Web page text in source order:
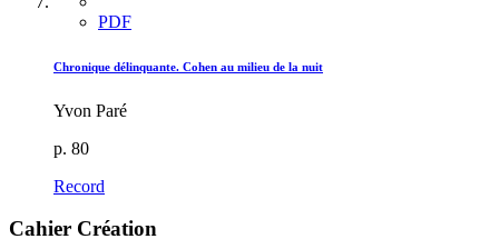
PDF
Chronique délinquante. Cohen au milieu de la nuit
Yvon Paré
p. 80
Record
Cahier Création